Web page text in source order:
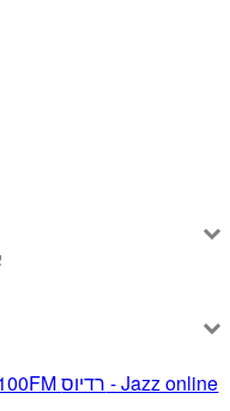
Listen 100FM רדיוס - Jazz online